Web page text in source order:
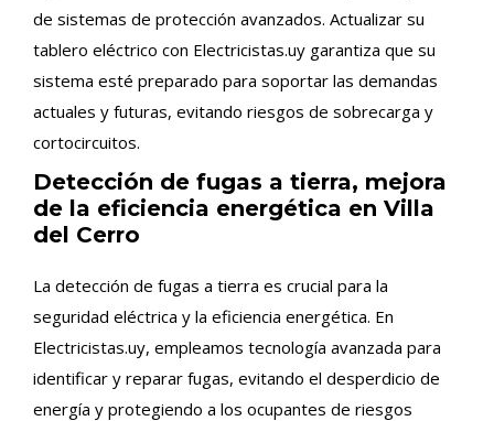
de sistemas de protección avanzados. Actualizar su
tablero eléctrico con Electricistas.uy garantiza que su
sistema esté preparado para soportar las demandas
actuales y futuras, evitando riesgos de sobrecarga y
cortocircuitos.
Detección de fugas a tierra, mejora
de la eficiencia energética en Villa
del Cerro
La detección de fugas a tierra es crucial para la
seguridad eléctrica y la eficiencia energética. En
Electricistas.uy, empleamos tecnología avanzada para
identificar y reparar fugas, evitando el desperdicio de
energía y protegiendo a los ocupantes de riesgos